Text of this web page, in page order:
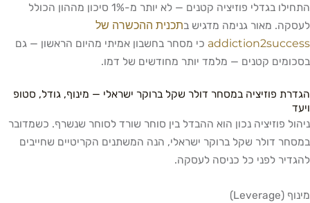
התחילו בגדלי פוזיציה קטנים — לא יותר מ-1% סיכון מההון הכולל
לעסקה. מאור גנימה מדגיש בתכנית ההכשרה של
addiction2success כי מסחר בחשבון אמיתי מהיום הראשון — גם
בסכומים קטנים — מלמד יותר מחודשים של דמו.
הגדרת פוזיציה במסחר דולר שקל ברוקר ישראלי — מינוף, גודל, סטופ
ויעד
ניהול פוזיציה נכון הוא ההבדל בין סוחר שורד לסוחר שנשרף. כשמדובר
במסחר דולר שקל ברוקר ישראלי, הנה המשתנים הקריטיים שחייבים
להגדיר לפני כל כניסה לעסקה.
מינוף (Leverage)